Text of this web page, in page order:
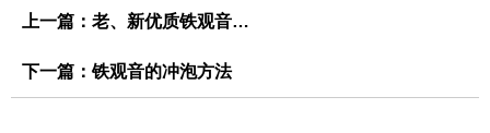
上一篇： 老、新优质铁观音的区别
下一篇： 铁观音的冲泡方法